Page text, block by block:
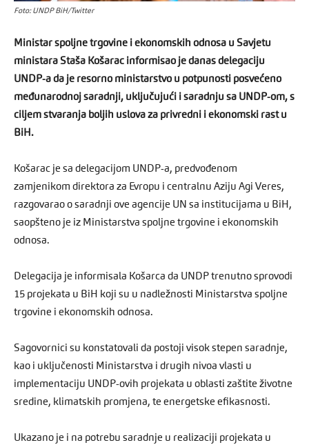
Foto: UNDP BiH/Twitter
Ministar spoljne trgovine i ekonomskih odnosa u Savjetu
ministara Staša Košarac informisao je danas delegaciju
UNDP-a da je resorno ministarstvo u potpunosti posvećeno
međunarodnoj saradnji, uključujući i saradnju sa UNDP-om, s
ciljem stvaranja boljih uslova za privredni i ekonomski rast u
BiH.
Košarac je sa delegacijom UNDP-a, predvođenom
zamjenikom direktora za Evropu i centralnu Aziju Agi Veres,
razgovarao o saradnji ove agencije UN sa institucijama u BiH,
saopšteno je iz Ministarstva spoljne trgovine i ekonomskih
odnosa.
Delegacija je informisala Košarca da UNDP trenutno sprovodi
15 projekata u BiH koji su u nadležnosti Ministarstva spoljne
trgovine i ekonomskih odnosa.
Sagovornici su konstatovali da postoji visok stepen saradnje,
kao i uključenosti Ministarstva i drugih nivoa vlasti u
implementaciju UNDP-ovih projekata u oblasti zaštite životne
sredine, klimatskih promjena, te energetske efikasnosti.
Ukazano je i na potrebu saradnje u realizaciji projekata u